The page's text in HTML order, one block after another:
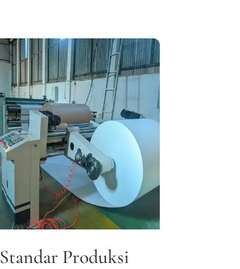
Standar Produksi